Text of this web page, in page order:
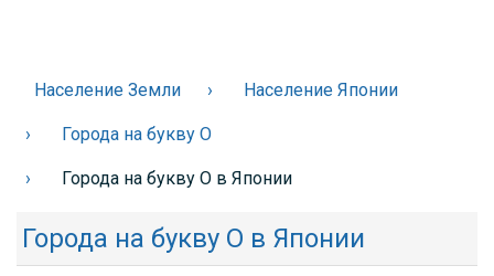
Население Земли Население Японии
Города на букву О
Города на букву О в Японии
Города на букву О в Японии